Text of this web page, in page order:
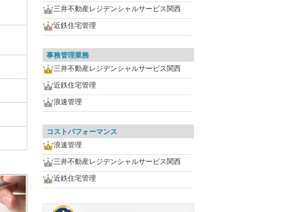
三井不動産レジデンシャルサービス関西
近鉄住宅管理
事務管理業務
三井不動産レジデンシャルサービス関西
近鉄住宅管理
浪速管理
コストパフォーマンス
浪速管理
三井不動産レジデンシャルサービス関西
近鉄住宅管理